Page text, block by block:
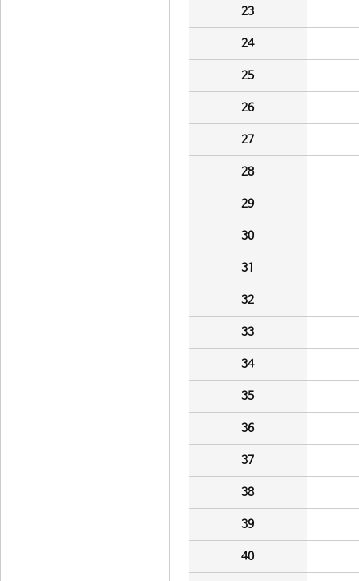
23
24
25
26
27
28
29
30
31
32
33
34
35
36
37
38
39
40